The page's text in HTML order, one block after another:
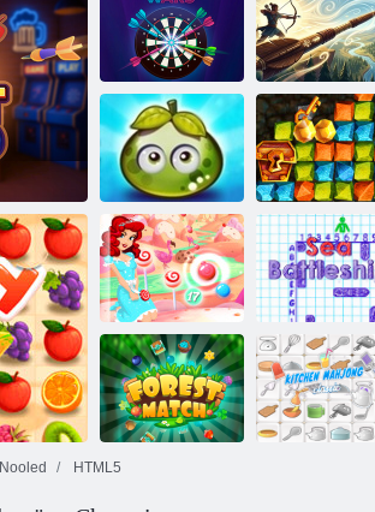
Dart Wars Sky Dart
Adventure
mahlane marjad
Kullapalavik
Aardejaht
Candy mull Sea Soomuslaev
Nooled HTML5